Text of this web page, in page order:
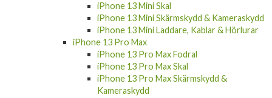
iPhone 13 Mini Skal
iPhone 13 Mini Skärmskydd & Kameraskydd
iPhone 13 Mini Laddare, Kablar & Hörlurar
iPhone 13 Pro Max
iPhone 13 Pro Max Fodral
iPhone 13 Pro Max Skal
iPhone 13 Pro Max Skärmskydd &
Kameraskydd